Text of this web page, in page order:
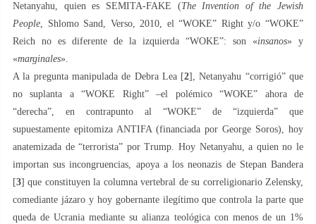
Netanyahu, quien es SEMITA-FAKE (The Invention of the Jewish
People, Shlomo Sand, Verso, 2010, el “WOKE” Right y/o “WOKE”
Reich no es diferente de la izquierda “WOKE”: son «insanos» y
«marginales».
A la pregunta manipulada de Debra Lea [2], Netanyahu “corrigió” que
no suplanta a “WOKE Right” –el polémico “WOKE” ahora de
“derecha”, en contrapunto al “WOKE” de “izquierda” que
supuestamente epitomiza ANTIFA (financiada por George Soros), hoy
anatemizada de “terrorista” por Trump. Hoy Netanyahu, a quien no le
importan sus incongruencias, apoya a los neonazis de Stepan Bandera
[3] que constituyen la columna vertebral de su correligionario Zelensky,
comediante jázaro y hoy gobernante ilegítimo que controla la parte que
queda de Ucrania mediante su alianza teológica con menos de un 1%